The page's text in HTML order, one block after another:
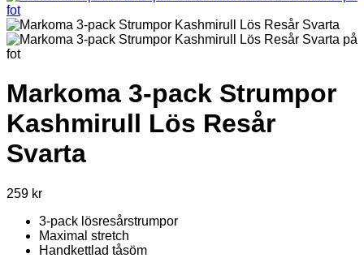
Markoma 3-pack Strumpor
Kashmirull Lös Resår
Svarta
259 kr
3-pack lösresårstrumpor
Maximal stretch
Handkettlad tåsöm